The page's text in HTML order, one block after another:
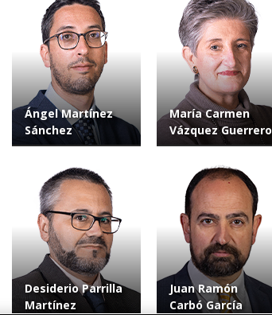
Ángel Martínez
Sánchez
María Carmen
Vázquez Guerrero
Desiderio Parrilla
Martínez
Juan Ramón
Carbó García